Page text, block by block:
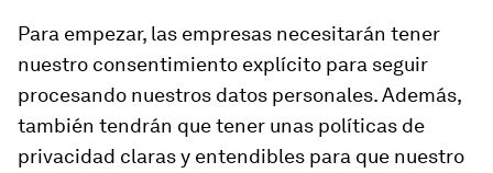
Para empezar, las empresas necesitarán tener
nuestro consentimiento explícito para seguir
procesando nuestros datos personales. Además,
también tendrán que tener unas políticas de
privacidad claras y entendibles para que nuestro